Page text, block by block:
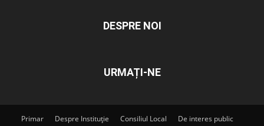
DESPRE NOI
URMAȚI-NE
Primar Despre Instituție Consiliul Local De interes public